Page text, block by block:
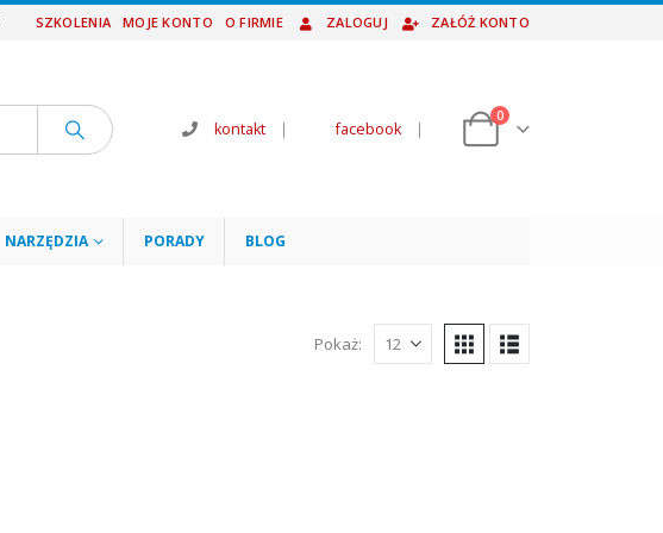
SZKOLENIA MOJE KONTO O FIRMIE ZALOGUJ ZAŁÓŻ KONTO
kontakt | facebook |
0
NARZĘDZIA PORADY BLOG
Pokaż: